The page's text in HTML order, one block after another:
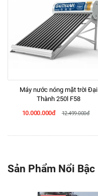
Máy nước nóng mặt trời Đại
Thành 250l F58
10.000.000đ
12.499.000đ
Sản Phẩm Nổi Bậc